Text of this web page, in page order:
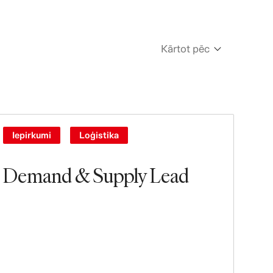
Kārtot pēc
Demand & Supply Lead
Iepirkumi Loģistika